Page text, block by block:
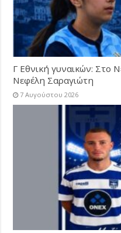
Γ Εθνική γυναικών: Στο
Νεφέλη Σαραγιώτη
7 Αυγούστου 2026